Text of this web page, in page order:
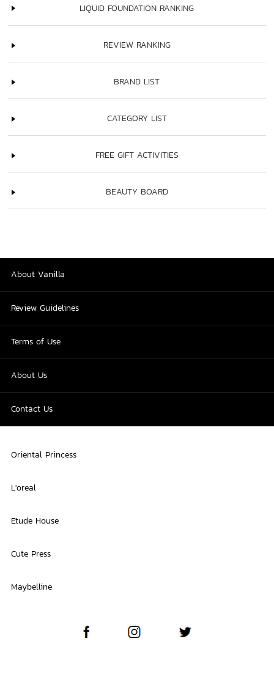
LIQUID FOUNDATION RANKING
REVIEW RANKING
BRAND LIST
CATEGORY LIST
FREE GIFT ACTIVITIES
BEAUTY BOARD
About Vanilla
Review Guidelines
Terms of Use
About Us
Contact Us
Oriental Princess
L'oreal
Etude House
Cute Press
Maybelline